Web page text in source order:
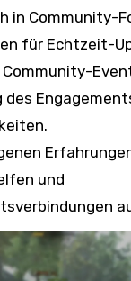
in Community-
für Echtzeit-
Community-
des
und